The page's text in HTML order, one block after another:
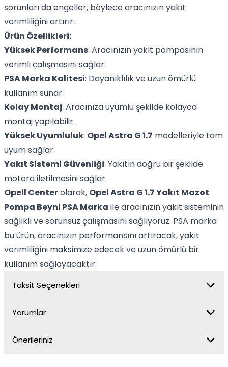
sorunları da engeller, böylece aracınızın yakıt
verimliliğini artırır.
Ürün Özellikleri:
Yüksek Performans: Aracınızın yakıt pompasının
verimli çalışmasını sağlar.
PSA Marka Kalitesi: Dayanıklılık ve uzun ömürlü
kullanım sunar.
Kolay Montaj: Aracınıza uyumlu şekilde kolayca
montaj yapılabilir.
Yüksek Uyumluluk: Opel Astra G 1.7 modelleriyle tam
uyum sağlar.
Yakıt Sistemi Güvenliği: Yakıtın doğru bir şekilde
motora iletilmesini sağlar.
Opell Centerolarak, Opel Astra G 1.7 Yakıt Mazot
Pompa Beyni PSA Marka ile aracınızın yakıt sisteminin
sağlıklı ve sorunsuz çalışmasını sağlıyoruz. PSA marka
bu ürün, aracınızın performansını artıracak, yakıt
verimliliğini maksimize edecek ve uzun ömürlü bir
kullanım sağlayacaktır.
Taksit Seçenekleri
Yorumlar
Önerileriniz